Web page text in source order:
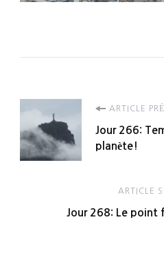
Navigation
d'article
ARTICLE
Jour 266:
planète!
ARTICLE
Jour 268: Le